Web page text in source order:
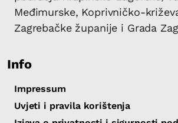
Međimurske, Koprivničko-
Zagrebačke županije i Grada
Info
Impressum
Uvjeti i pravila korištenja